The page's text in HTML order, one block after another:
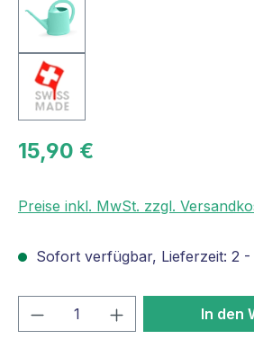
15,90 €
Preise inkl. MwSt. zzgl.
Sofort verfügbar, Lieferzeit: 2 -
Produkt Anzahl: GibIn den